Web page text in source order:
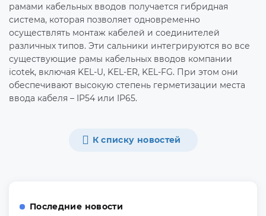
рамами кабельных вводов получается гибридная
система, которая позволяет одновременно
осуществлять монтаж кабелей и соединителей
различных типов. Эти сальники интегрируются во все
существующие рамы кабельных вводов компании
icotek, включая KEL-U, KEL-ER, KEL-FG. При этом они
обеспечивают высокую степень герметизации места
ввода кабеля – IP54 или IP65.
К списку новостей
Последние новости